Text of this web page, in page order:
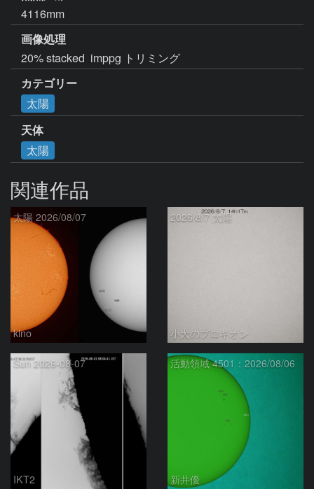
4116mm
画像処理
20% stacked  imppg トリミング
カテゴリー
太陽
天体
太陽
関連作品
太陽 2026/08/07
kino
2026/8/7 太陽
小犬のプロキオン
Sun 2026-08-07
IKT2
活動領域 4501：2026/08/06
新井優